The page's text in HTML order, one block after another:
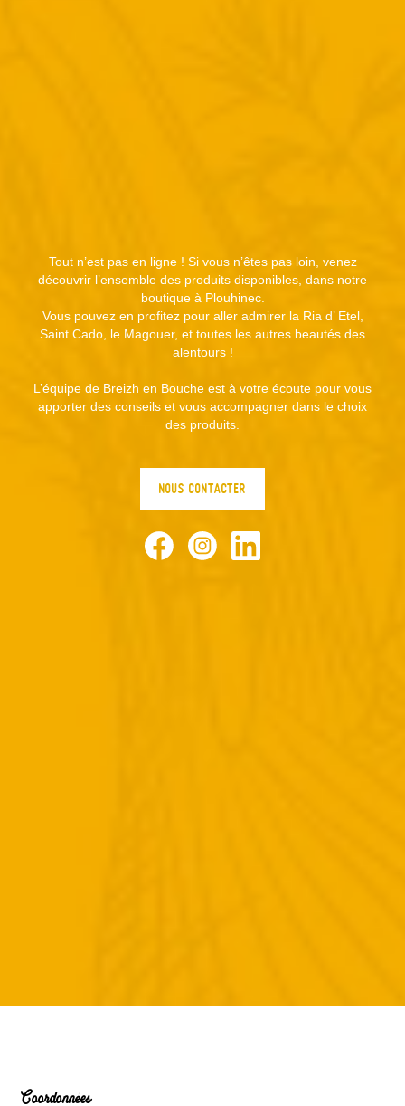
Tout n’est pas en ligne ! Si vous n’êtes pas loin, venez
découvrir l’ensemble des produits disponibles, dans notre
boutique à Plouhinec.
Vous pouvez en profitez pour aller admirer la Ria d’ Etel,
Saint Cado, le Magouer, et toutes les autres beautés des
alentours !
L’équipe de Breizh en Bouche est à votre écoute pour vous
apporter des conseils et vous accompagner dans le choix
des produits.
NOUS CONTACTER
FacebookInstagram